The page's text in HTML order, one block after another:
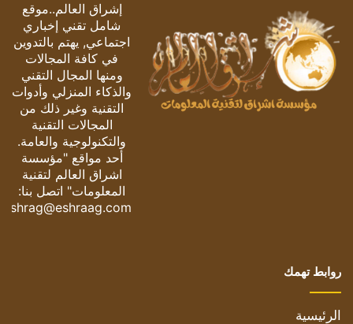
إشراق العالم..موقع
شامل تقني إخباري
اجتماعي, يهتم بالتدوين
في كافة المجالات
ومنها المجال التقني
والذكاء المنزلي وأدوات
التقنية وغير ذلك من
المجالات التقنية
والتكنولوجية والعامة.
أحد مواقع "مؤسسة
اشراق العالم لتقنية
المعلومات" اتصل بنا:
eshrag@eshraag.com
روابط تهمك
الرئيسية